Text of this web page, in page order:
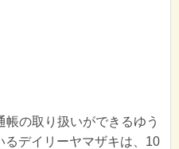
の取り扱いができるゆう
るデイリーヤマザキは、10